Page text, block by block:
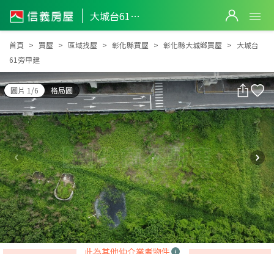
大城台61旁甲建
大城台61旁甲建
首頁 買屋 區域找屋 彰化縣買屋 彰化縣大城鄉買屋
大城台
61旁甲建
圖片 1/6 格局圖
此為其他仲介業者物件